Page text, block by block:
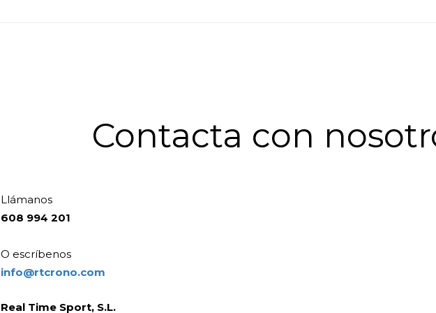
Contacta con
Llámanos
608 994 201
O escríbenos
info@rtcrono.com
Real Time Sport, S.L.